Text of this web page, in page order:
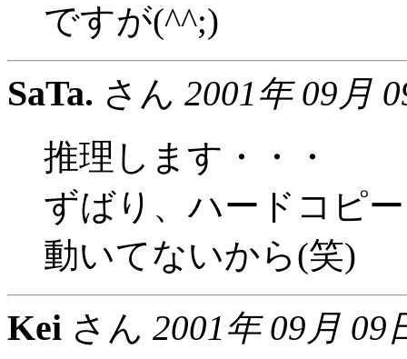
ですが(^^;)
SaTa. さん 2001年 09月
推理します・・・
ずばり、ハードコピ
動いてないから(笑)
Kei さん 2001年 09月 09